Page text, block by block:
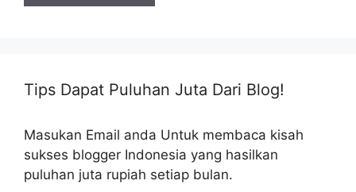
Tips Dapat Puluhan Juta Dari Blog!
Masukan Email anda Untuk membaca kisah
sukses blogger Indonesia yang hasilkan
puluhan juta rupiah setiap bulan.